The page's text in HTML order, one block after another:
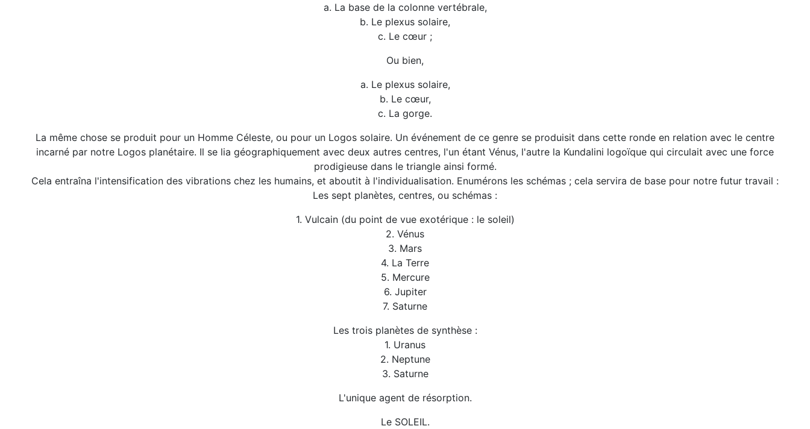
a. La base de la colonne vertébrale,
b. Le plexus solaire,
c. Le cœur ;
Ou bien,
a. Le plexus solaire,
b. Le cœur,
c. La gorge.
La même chose se produit pour un Homme Céleste, ou pour un Logos solaire. Un événement de ce genre se produisit dans cette ronde en relation avec le centre
incarné par notre Logos planétaire. Il se lia géographiquement avec deux autres centres, l'un étant Vénus, l'autre la Kundalini logoïque qui circulait avec une force
prodigieuse dans le triangle ainsi formé.
Cela entraîna l'intensification des vibrations chez les humains, et aboutit à l'individualisation. Enumérons les schémas ; cela servira de base pour notre futur travail :
Les sept planètes, centres, ou schémas :
1. Vulcain (du point de vue exotérique : le soleil)
2. Vénus
3. Mars
4. La Terre
5. Mercure
6. Jupiter
7. Saturne
Les trois planètes de synthèse :
1. Uranus
2. Neptune
3. Saturne
L'unique agent de résorption.
Le SOLEIL.